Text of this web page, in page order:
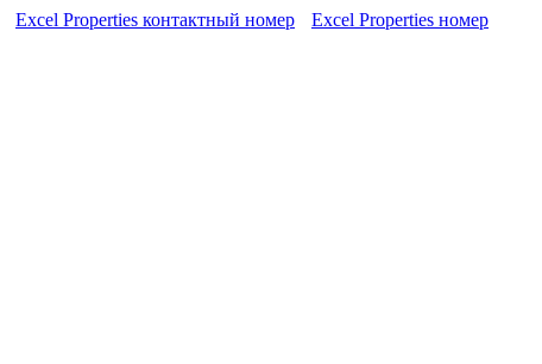
Excel Properties контактный номер
Excel Properties номер